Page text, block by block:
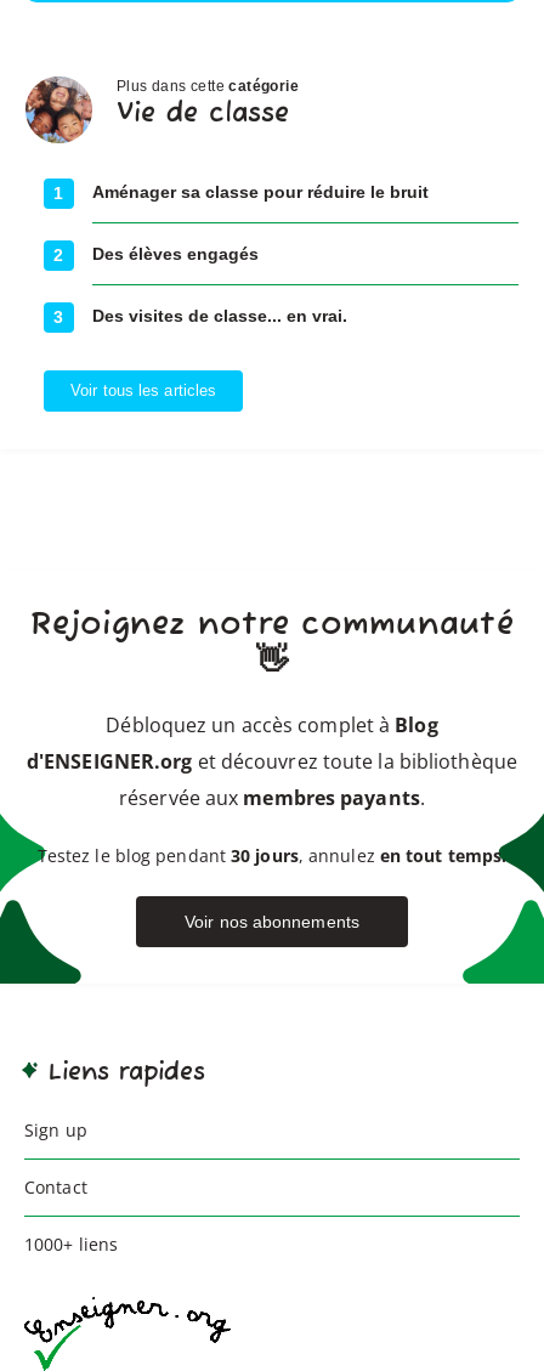
Plus dans cettecatégorie
Vie de classe
Vie
de
1 Aménager sa classe pour réduire le bruit
2 Des élèves engagés
3 Des visites de classe... en vrai.
Voir tous les articles
Rejoignez notre communauté
👋
Débloquez un accès complet à Blog
d'ENSEIGNER.org et découvrez toute la bibliothèque
réservée aux membres payants.
Testez le blog pendant30 jours, annulez en tout temps.
Voir nos abonnements
Liens rapides
Sign up
Contact
1000+ liens